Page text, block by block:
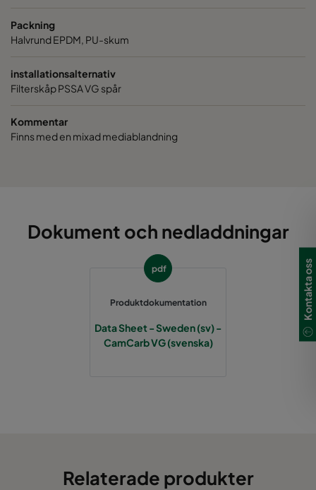
CamCarb VG440 VOC_O3_NO2_SO2
CamCarb VG440 Bases
Packning
Halvrund EPDM, PU-skum
installationsalternativ
Filterskåp PSSA VG spår
Kommentar
Finns med en mixad mediablandning
Dokument och nedladdningar
pdf
Produktdokumentation
Data Sheet - Sweden (sv) -
CamCarb VG (svenska)
Relaterade produkter
Kontakta oss